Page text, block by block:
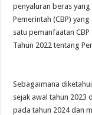
penyaluran beras
Pemerintah (CBP)
satu pemanfaatan
Tahun 2022 tentang
Sebagaimana
sejak awal tahun 2023
pada tahun 2024 dan